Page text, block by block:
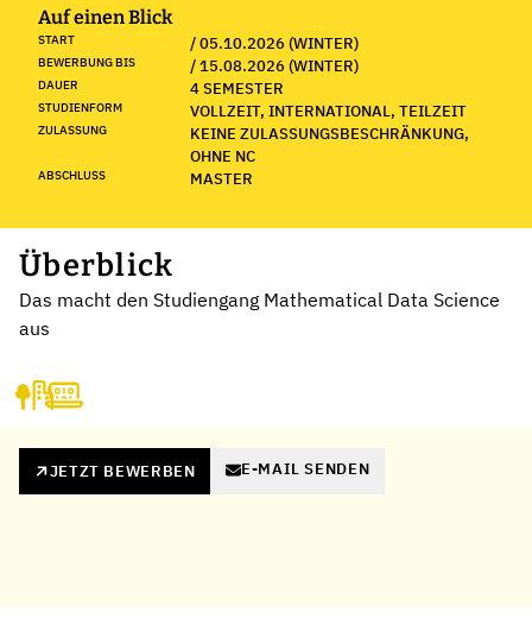
Auf einen Blick
START / 05.10.2026 (WINTER)
BEWERBUNG BIS / 15.08.2026 (WINTER)
DAUER 4 SEMESTER
STUDIENFORM VOLLZEIT, INTERNATIONAL, TEILZEIT
ZULASSUNG
KEINE ZULASSUNGSBESCHRÄNKUNG,
OHNE NC
ABSCHLUSS MASTER
Überblick
Das macht den Studiengang Mathematical Data Science
aus
JETZT BEWERBEN E-MAIL SENDEN